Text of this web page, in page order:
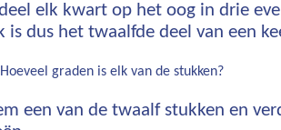
elk kwart op het oog in drie
is dus het twaalfde deel van een
Hoeveel graden is elk van de stukken?
een van de twaalf stukken en